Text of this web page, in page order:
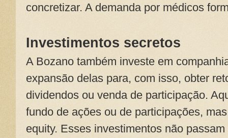
concretizar. A demanda por médicos
Investimentos secretos
A Bozano também investe em
expansão delas para, com isso, obter
dividendos ou venda de participação.
fundo de ações ou de participações,
equity. Esses investimentos não